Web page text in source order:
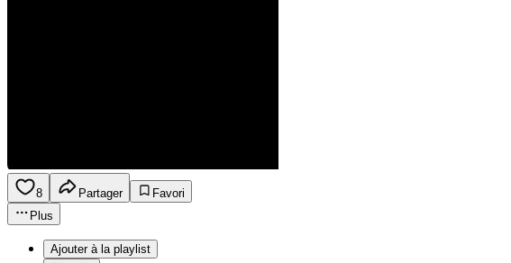
8 Partager
Favori
Plus
Ajouter à la playlist